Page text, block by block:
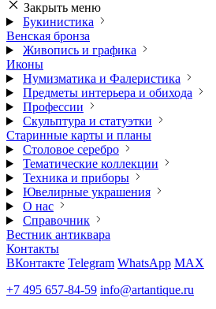
Закрыть меню
Букинистика
Венская бронза
Живопись и графика
Иконы
Нумизматика и Фалеристика
Предметы интерьера и обихода
Профессии
Скульптура и статуэтки
Старинные карты и планы
Столовое серебро
Тематические коллекции
Техника и приборы
Ювелирные украшения
О нас
Справочник
Вестник антиквара
Контакты
ВКонтакте Telegram WhatsApp MAX
+7 495 657-84-59 info@artantique.ru